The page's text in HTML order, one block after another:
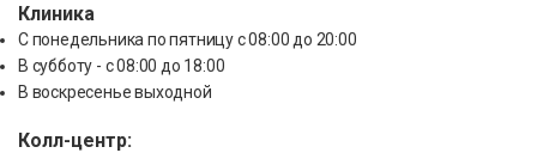
Клиника
С понедельника по пятницу с 08:00 до 20:00
В субботу - с 08:00 до 18:00
В воскресенье выходной
Колл-центр: